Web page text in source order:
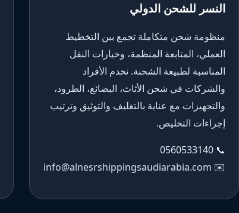
النسر للشحن الدولي
منظومة شحن متكاملة تجمع بين التخطيط
العملي، المتابعة المنظمة، وخيارات النقل
المناسبة لطبيعة الشحنة. نخدم الأفراد
والشركات في شحن الأثاث، البضائع، الطرود،
والتجهيزات مع عناية بالتغليف والتوثيق وترتيب
إجراءات التخليص.
📞
0560533140
✉️
info@alnesrshippingsaudiarabia.com